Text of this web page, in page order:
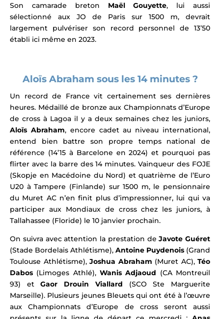
Son camarade breton Maël Gouyette, lui aussi
sélectionné aux JO de Paris sur 1500 m, devrait
largement pulvériser son record personnel de 13’50
établi ici même en 2023.
Aloïs Abraham sous les 14 minutes ?
Un record de France vit certainement ses dernières
heures. Médaillé de bronze aux Championnats d’Europe
de cross à Lagoa il y a deux semaines chez les juniors,
Aloïs Abraham, encore cadet au niveau international,
entend bien battre son propre temps national de
référence (14’15 à Barcelone en 2024) et pourquoi pas
flirter avec la barre des 14 minutes. Vainqueur des FOJE
(Skopje en Macédoine du Nord) et quatrième de l’Euro
U20 à Tampere (Finlande) sur 1500 m, le pensionnaire
du Muret AC n’en finit plus d’impressionner, lui qui va
participer aux Mondiaux de cross chez les juniors, à
Tallahassee (Floride) le 10 janvier prochain.
On suivra avec attention la prestation deJavote Guéret
(Stade Bordelais Athlétisme), Antoine Puydenois (Grand
Toulouse Athlétisme), Joshua Abraham (Muret AC), Téo
Dabos (Limoges Athlé), Wanis Adjaoud (CA Montreuil
93) etGaor Drouin Viallard (SCO Ste Marguerite
Marseille). Plusieurs jeunes Bleuets qui ont été à l’œuvre
aux Championnats d’Europe de cross seront aussi